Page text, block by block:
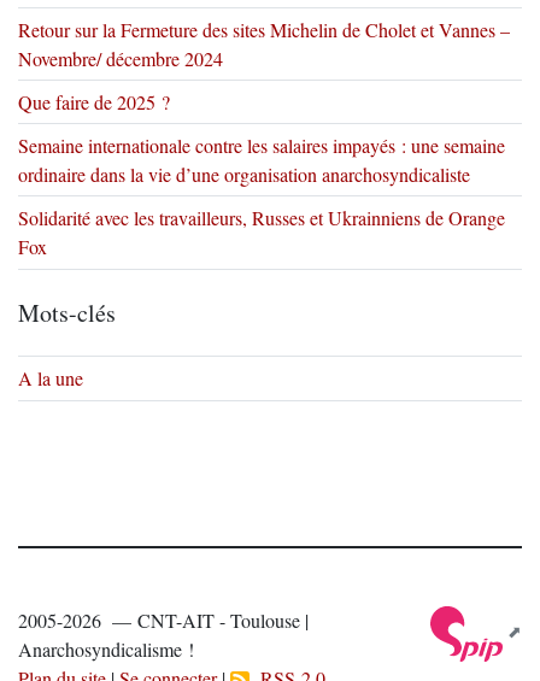
Retour sur la Fermeture des sites Michelin de Cholet et Vannes –
Novembre/ décembre 2024
Que faire de 2025 ?
Semaine internationale contre les salaires impayés : une semaine
ordinaire dans la vie d’une organisation anarchosyndicaliste
Solidarité avec les travailleurs, Russes et Ukrainniens de Orange
Fox
Mots-clés
A la une
2005-2026 — CNT-AIT - Toulouse |
Anarchosyndicalisme !